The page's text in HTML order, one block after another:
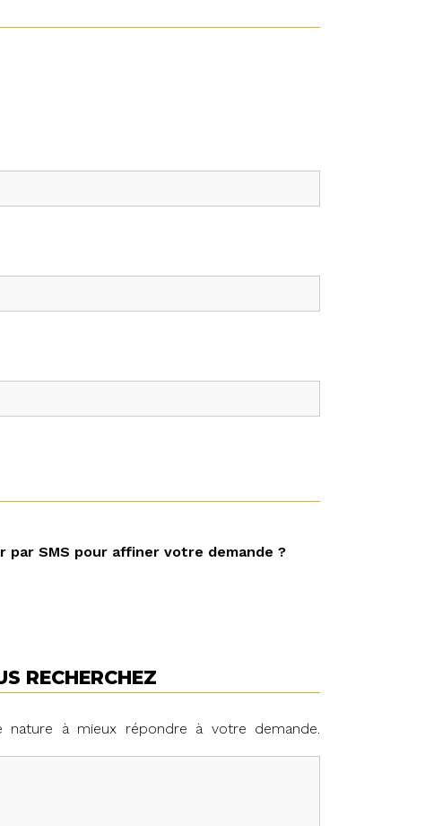
SMS pour affiner votre demande ?
RECHERCHEZ
à mieux répondre à votre demande.